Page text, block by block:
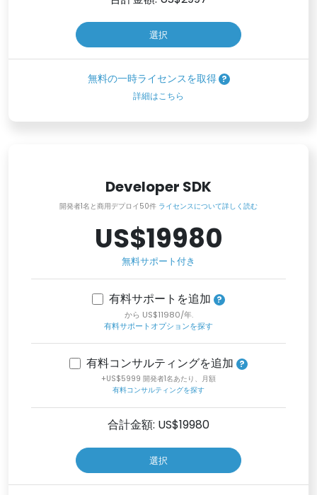
選択
無料の一時ライセンスを取得
詳細はこちら
Developer SDK
開発者1名と商用デプロイ50件 ライセンスについて詳しく読む
US$19980
無料サポート付き
有料サポートを追加
から US$11980/年.
有料サポートオプションを探す
有料コンサルティングを追加
+US$5999 開発者1名あたり、月額
有料コンサルティングを探す
合計金額: US$19980
選択